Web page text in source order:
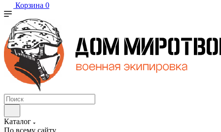
Корзина 0
Каталог
По всему сайту